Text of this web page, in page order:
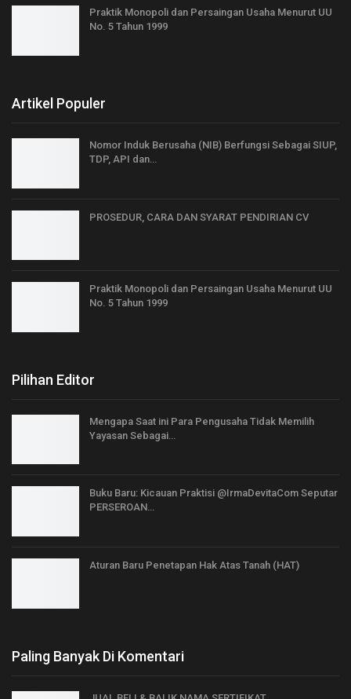
Praktik Monopoli dan Persaingan Usaha Menurut UU
No. 5 Tahun 1999
Artikel Populer
Nomor Induk Berusaha (NIB) Berfungsi Sebagai SIUP,
TDP, API dan…
PROSEDUR, CARA DAN SYARAT PENDIRIAN CV
Praktik Monopoli dan Persaingan Usaha Menurut UU
No. 5 Tahun 1999
Pilihan Editor
Mengapa Saat ini Para Pengusaha Tidak Memilih
Yayasan Sebagai…
Buku Baru: Kicauan Praktisi @IrmaDevitaCom Seputar
PERSEROAN…
Aturan Baru Penetapan Hak Atas Tanah (HAT)
Paling Banyak Di Komentari